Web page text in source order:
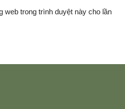
web trong trình duyệt này cho lần